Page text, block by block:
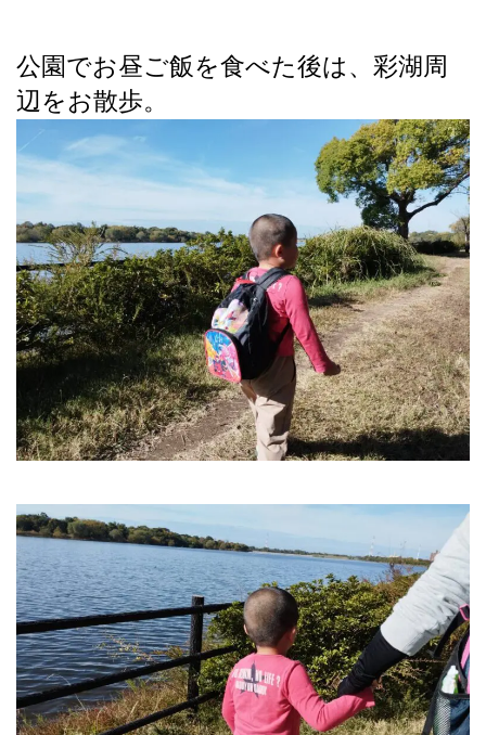
公園でお昼ご飯を食べた後は、彩湖周
辺をお散歩。